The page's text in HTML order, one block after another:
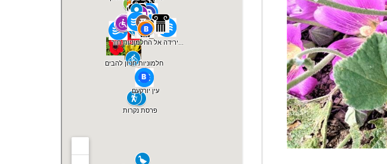
גבעת הברושים, גבעות מודיעין-מזרח-מכבים,